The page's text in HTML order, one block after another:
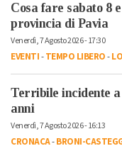
Cosa fare sabato 8
provincia di Pavia
Venerdì, 7 Agosto 2026 - 17:30
EVENTI-TEMPO LIBERO-
Terribile incidente a
anni
Venerdì, 7 Agosto 2026 - 16:13
CRONACA-BRONI-